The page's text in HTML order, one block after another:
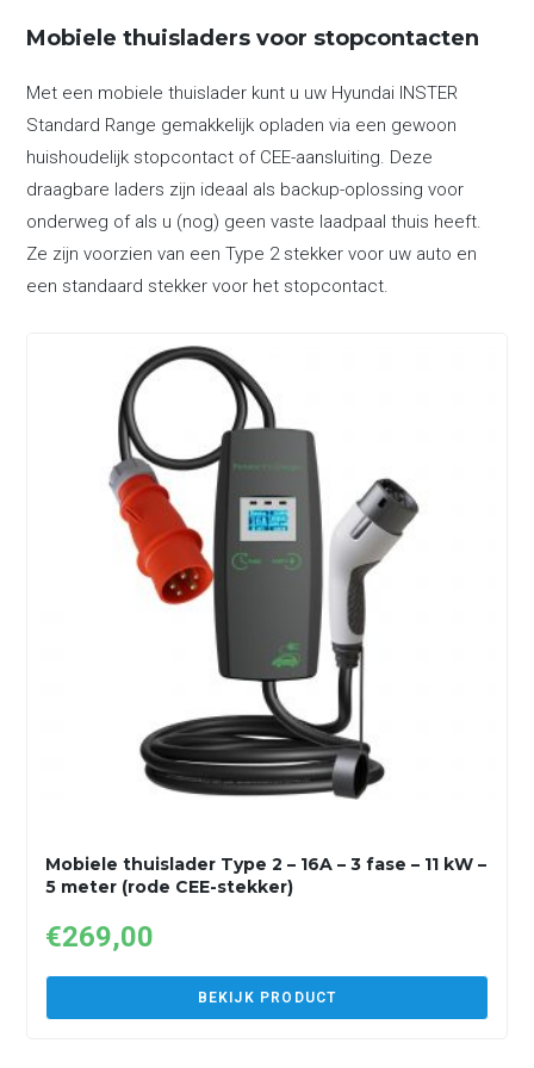
Mobiele thuisladers voor stopcontacten
Met een mobiele thuislader kunt u uw Hyundai INSTER
Standard Range gemakkelijk opladen via een gewoon
huishoudelijk stopcontact of CEE-aansluiting. Deze
draagbare laders zijn ideaal als backup-oplossing voor
onderweg of als u (nog) geen vaste laadpaal thuis heeft.
Ze zijn voorzien van een Type 2 stekker voor uw auto en
een standaard stekker voor het stopcontact.
Mobiele thuislader Type 2 – 16A – 3 fase – 11 kW –
5 meter (rode CEE-stekker)
€269,00
BEKIJK PRODUCT